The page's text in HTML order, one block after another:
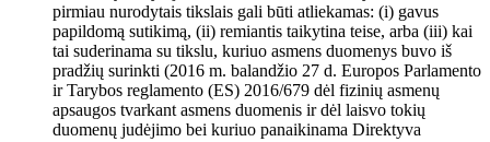
pirmiau nurodytais tikslais gali būti atliekamas: (i) gavus
papildomą sutikimą, (ii) remiantis taikytina teise, arba (iii) kai
tai suderinama su tikslu, kuriuo asmens duomenys buvo iš
pradžių surinkti (2016 m. balandžio 27 d. Europos Parlamento
ir Tarybos reglamento (ES) 2016/679 dėl fizinių asmenų
apsaugos tvarkant asmens duomenis ir dėl laisvo tokių
duomenų judėjimo bei kuriuo panaikinama Direktyva